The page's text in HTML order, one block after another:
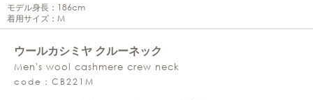
モデル身長：186cm
着用サイズ：M
ウールカシミヤ クルーネック
Men's wool cashmere crew neck
code：CB221M